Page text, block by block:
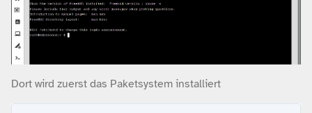
Dort wird zuerst das Paketsystem installiert